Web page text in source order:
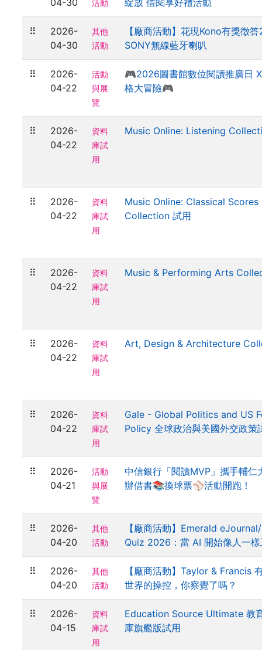
04-30
活動
綻放 借閱享好禮活動
⠿
2026-
04-30
其他
活動
【廠商活動】花現Kono有獎徵
SONY無線藍牙喇叭
⠿
2026-
04-22
活動
與展
覽
🎮2026圖書館數位閱讀推廣日
格大冒險🎮
⠿
2026-
04-22
資料
庫試
用
Music Online: Listening
⠿
2026-
04-22
資料
庫試
用
Music Online: Classical
Collection 試用
⠿
2026-
04-22
資料
庫試
用
Music & Performing Arts
⠿
2026-
04-22
資料
庫試
用
Art, Design & Architecture
⠿
2026-
04-22
資料
庫試
用
Gale - Global Politics and US
Policy 全球政治與美國外交政策
⠿
2026-
04-21
活動
與展
覽
中信銀行「閱讀MVP」攜手輔仁
辦借書📚換球票⚾活動開跑！
⠿
2026-
04-20
其他
活動
【廠商活動】Emerald
Quiz 2026：當 AI 開始像人一
⠿
2026-
04-20
其他
活動
【廠商活動】Taylor & Francis
世界的操控，你察覺了嗎？
⠿
2026-
04-15
資料
庫試
用
Education Source Ultimate 教
庫旗艦版試用